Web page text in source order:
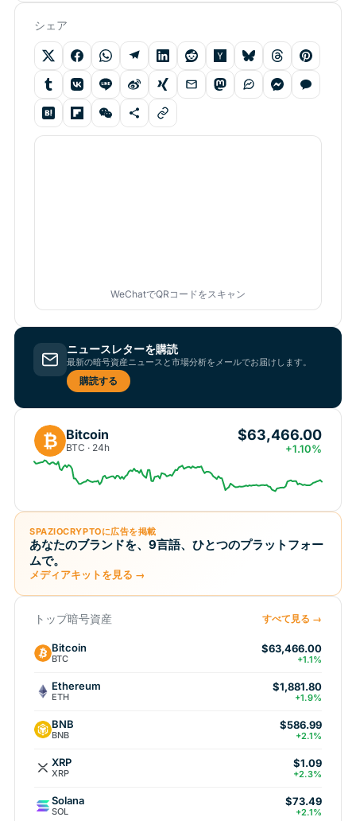
シェア
WeChatでQRコードをスキャン
ニュースレターを購読
最新の暗号資産ニュースと市場分析をメールでお届けします。
購読する
₿ Bitcoin
BTC · 24h
$63,466.00
+1.10%
SPAZIOCRYPTOに広告を掲載
あなたのブランドを、9言語、ひとつのプラットフォー
ムで。
メディアキットを見る →
トップ暗号資産 すべて見る →
Bitcoin
BTC
$63,466.00
+1.1%
Ethereum
ETH
$1,881.80
+1.9%
BNB
BNB
$586.99
+2.1%
XRP
XRP
$1.09
+2.3%
Solana
SOL
$73.49
+2.1%